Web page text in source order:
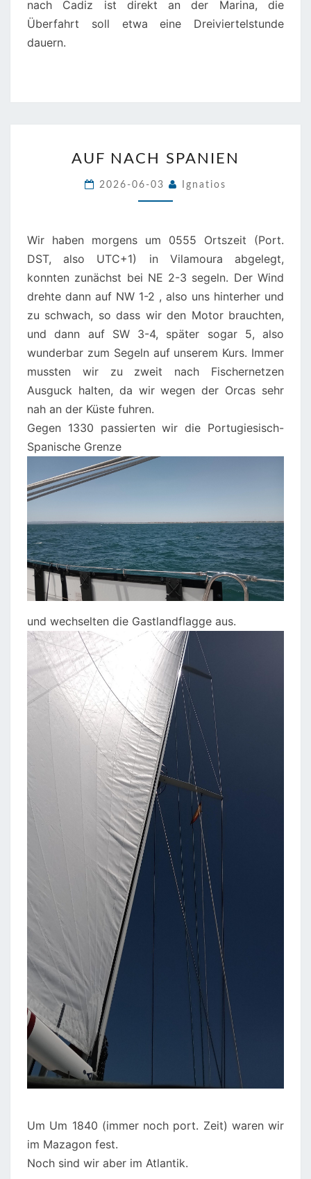
nach Cadiz ist direkt an der Marina, die
Überfahrt soll etwa eine Dreiviertelstunde
dauern.
NACH
SPANIEN
AUF NACH SPANIEN
2026-06-03 Ignatios
Wir haben morgens um 0555 Ortszeit (Port.
DST, also UTC+1) in Vilamoura abgelegt,
konnten zunächst bei NE 2-3 segeln. Der Wind
drehte dann auf NW 1-2 , also uns hinterher und
zu schwach, so dass wir den Motor brauchten,
und dann auf SW 3-4, später sogar 5, also
wunderbar zum Segeln auf unserem Kurs. Immer
mussten wir zu zweit nach Fischernetzen
Ausguck halten, da wir wegen der Orcas sehr
nah an der Küste fuhren.
Gegen 1330 passierten wir die Portugiesisch-
Spanische Grenze
und wechselten die Gastlandflagge aus.
Um Um 1840 (immer noch port. Zeit) waren wir
im Mazagon fest.
Noch sind wir aber im Atlantik.